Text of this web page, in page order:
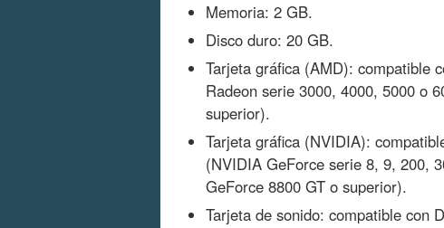
Memoria: 2 GB.
Disco duro: 20 GB.
Tarjeta gráfica (AMD): compatible
Radeon serie 3000, 4000, 5000 o
superior).
Tarjeta gráfica (NVIDIA):
(NVIDIA GeForce serie 8, 9, 200,
GeForce 8800 GT o superior).
Tarjeta de sonido: compatible con